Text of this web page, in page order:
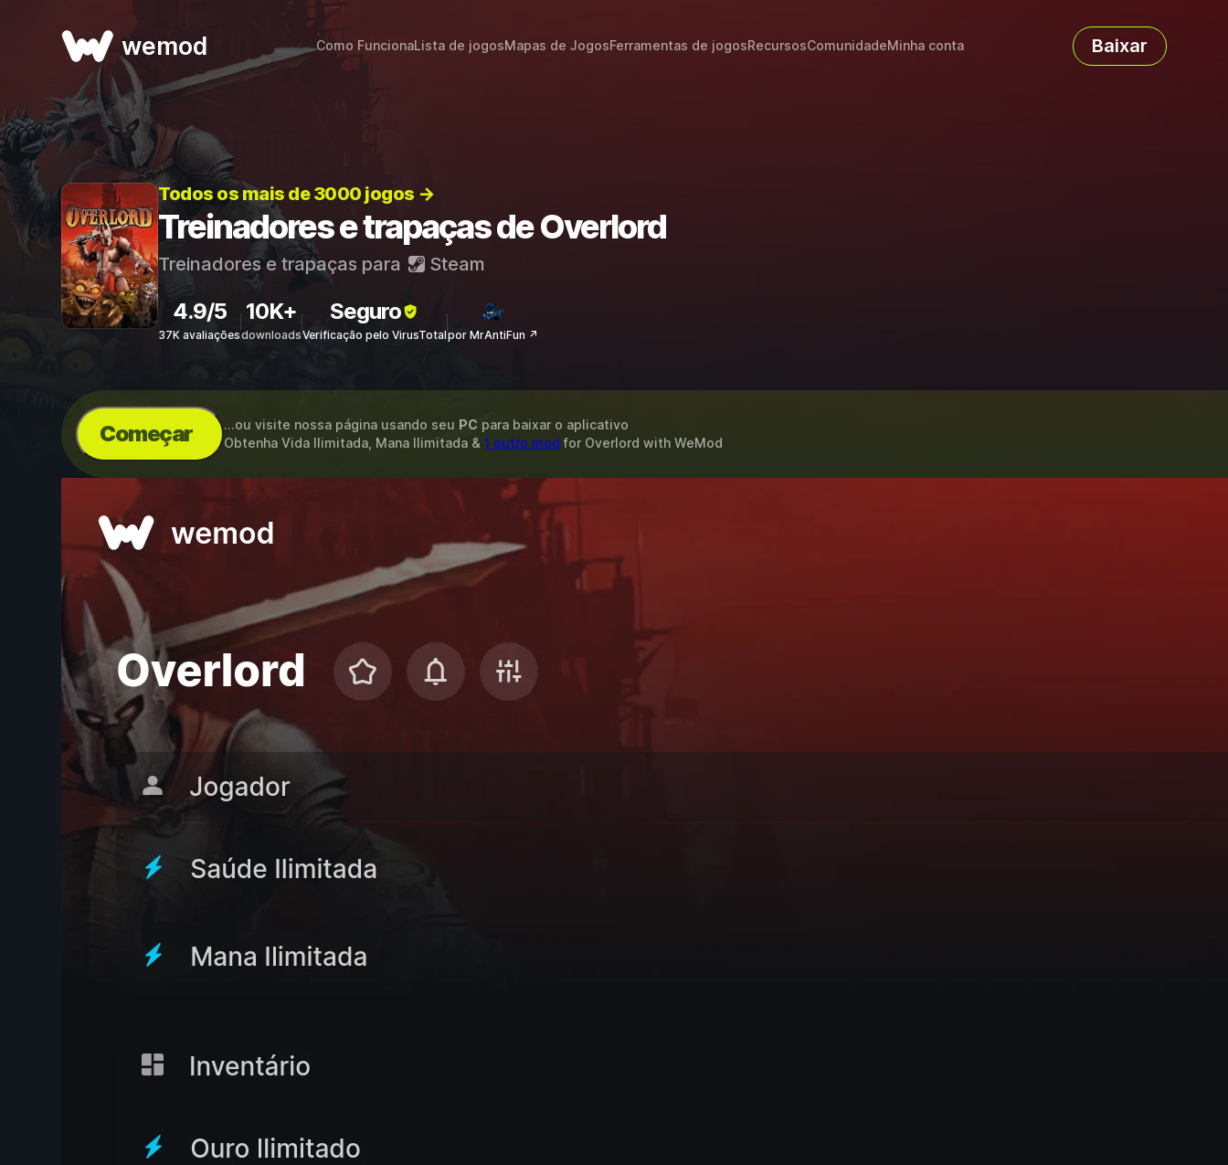
wemod Como FuncionaLista de jogosMapas de JogosFerramentas de jogosRecursosComunidadeMinha conta Baixar
Todos os mais de 3000 jogos →
Treinadores e trapaças de Overlord
Treinadores e trapaças para Steam
4.9/5
37K avaliações
10K+
downloads
Seguro
Verificação pelo VirusTotalpor MrAntiFun ↗
Começar ...ou visite nossa página usando seu PC para baixar o aplicativo
Obtenha Vida Ilimitada, Mana Ilimitada & 1 outro mod for Overlord with WeMod